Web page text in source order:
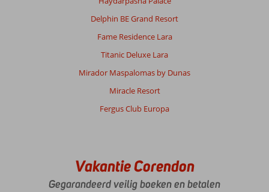
Delphin BE Grand Resort
Fame Residence Lara
Titanic Deluxe Lara
Mirador Maspalomas by Dunas
Miracle Resort
Fergus Club Europa
Vakantie Corendon
Gegarandeerd veilig boeken en betalen